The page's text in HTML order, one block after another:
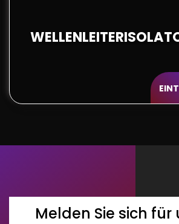
Melden Sie sich für